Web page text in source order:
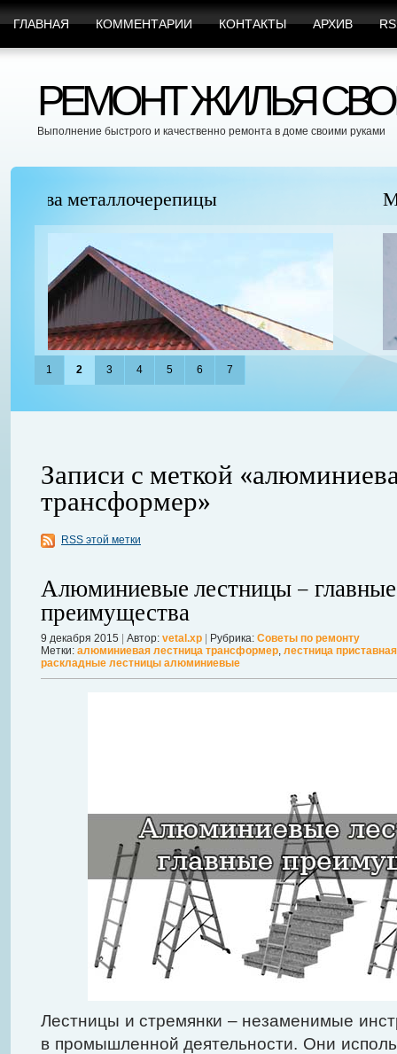
ГЛАВНАЯ КОММЕНТАРИИ КОНТАКТЫ АРХИВ
РЕМОНТ ЖИЛЬЯ
Выполнение быстрого и качественно ремонта в доме своими руками
Марафет Поможет с Любыми Видами
течение пары недель их может стать уже вдвое, а то и втрое
в первые часы принять меры. А именно: обратиться в
Далее...
1 2 3 4 5 6 7
Записи с меткой
трансформер»
RSS этой метки
Алюминиевые лестницы – главные
преимущества
9 декабря 2015 Автор: vetal.xp Рубрика: Советы по ремонту
Метки: алюминиевая лестница трансформер, лестница
раскладные лестницы алюминиевые
Лестницы и стремянки – незаменимые
в промышленной деятельности. Они